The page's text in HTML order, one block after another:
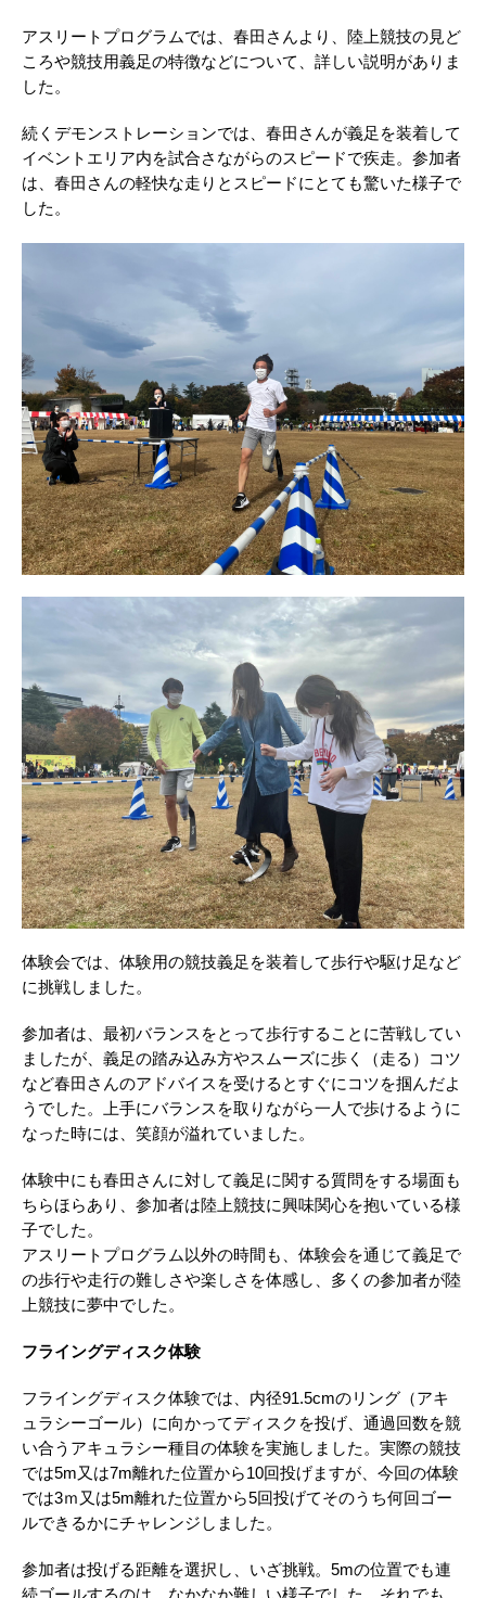
アスリートプログラムでは、春田さんより、陸上競技の見ど
ころや競技用義足の特徴などについて、詳しい説明がありま
した。
続くデモンストレーションでは、春田さんが義足を装着して
イベントエリア内を試合さながらのスピードで疾走。参加者
は、春田さんの軽快な走りとスピードにとても驚いた様子で
した。
体験会では、体験用の競技義足を装着して歩行や駆け足など
に挑戦しました。
参加者は、最初バランスをとって歩行することに苦戦してい
ましたが、義足の踏み込み方やスムーズに歩く（走る）コツ
など春田さんのアドバイスを受けるとすぐにコツを掴んだよ
うでした。上手にバランスを取りながら一人で歩けるように
なった時には、笑顔が溢れていました。
体験中にも春田さんに対して義足に関する質問をする場面も
ちらほらあり、参加者は陸上競技に興味関心を抱いている様
子でした。
アスリートプログラム以外の時間も、体験会を通じて義足で
の歩行や走行の難しさや楽しさを体感し、多くの参加者が陸
上競技に夢中でした。
フライングディスク体験
フライングディスク体験では、内径91.5cmのリング（アキ
ュラシーゴール）に向かってディスクを投げ、通過回数を競
い合うアキュラシー種目の体験を実施しました。実際の競技
では5m又は7m離れた位置から10回投げますが、今回の体験
では3ｍ又は5m離れた位置から5回投げてそのうち何回ゴー
ルできるかにチャレンジしました。
参加者は投げる距離を選択し、いざ挑戦。5mの位置でも連